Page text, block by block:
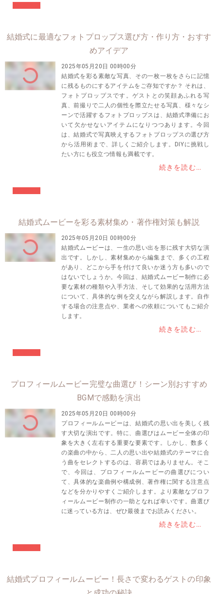
結婚式に最適なフォトプロップス選び方・作り方・おすす
めアイデア
2025年05月20日 00時00分
結婚式を彩る素敵な写真、その一枚一枚をさらに記憶
に残るものにするアイテムをご存知ですか？ それは、
フォトプロップスです。ゲストとの笑顔あふれる写
真、前撮りで二人の個性を際立たせる写真、様々なシ
ーンで活躍するフォトプロップスは、結婚式準備にお
いて欠かせないアイテムになりつつあります。今回
は、結婚式で写真映えするフォトプロップスの選び方
から活用術まで、詳しくご紹介します。DIYに挑戦し
たい方にも役立つ情報も満載です。
続きを読む…
結婚式ムービーを彩る素材集め・著作権対策も解説
2025年05月20日 00時00分
結婚式ムービーは、一生の思い出を形に残す大切な演
出です。しかし、素材集めから編集まで、多くの工程
があり、どこから手を付けて良いか迷う方も多いので
はないでしょうか。今回は、結婚式ムービー制作に必
要な素材の種類や入手方法、そして効果的な活用方法
について、具体的な例を交えながら解説します。自作
する場合の注意点や、業者への依頼についてもご紹介
します。
続きを読む…
プロフィールムービー完璧な曲選び！シーン別おすすめ
BGMで感動を演出
2025年05月20日 00時00分
プロフィールムービーは、結婚式の思い出を美しく残
す大切な演出です。特に、曲選びはムービー全体の印
象を大きく左右する重要な要素です。しかし、数多く
の楽曲の中から、二人の思い出や結婚式のテーマに合
う曲をセレクトするのは、容易ではありません。そこ
で、今回は、プロフィールムービーの曲選びについ
て、具体的な楽曲例や構成例、著作権に関する注意点
などを分かりやすくご紹介します。より素敵なプロフ
ィールムービー制作の一助となれば幸いです。曲選び
に迷っている方は、ぜひ最後までお読みください。
続きを読む…
結婚式プロフィールムービー！長さで変わるゲストの印象